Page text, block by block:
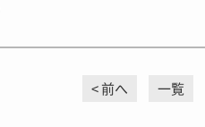
前へ 一覧